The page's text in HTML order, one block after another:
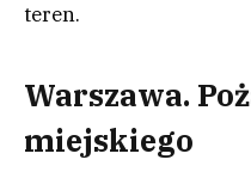
teren.
Warszawa.
miejskiego